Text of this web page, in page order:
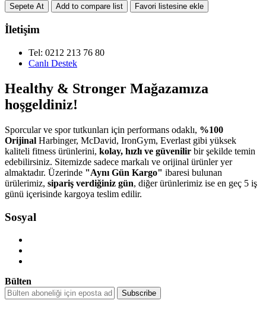
İletişim
Tel: 0212 213 76 80
Canlı Destek
Healthy & Stronger Mağazamıza
hoşgeldiniz!
Sporcular ve spor tutkunları için performans odaklı, %100
Orijinal Harbinger, McDavid, IronGym, Everlast gibi yüksek
kaliteli fitness ürünlerini, kolay, hızlı ve güvenilir bir şekilde temin
edebilirsiniz. Sitemizde sadece markalı ve orijinal ürünler yer
almaktadır. Üzerinde "Aynı Gün Kargo" ibaresi bulunan
ürülerimiz, sipariş verdiğiniz gün, diğer ürünlerimiz ise en geç 5 iş
günü içerisinde kargoya teslim edilir.
Sosyal
Bülten